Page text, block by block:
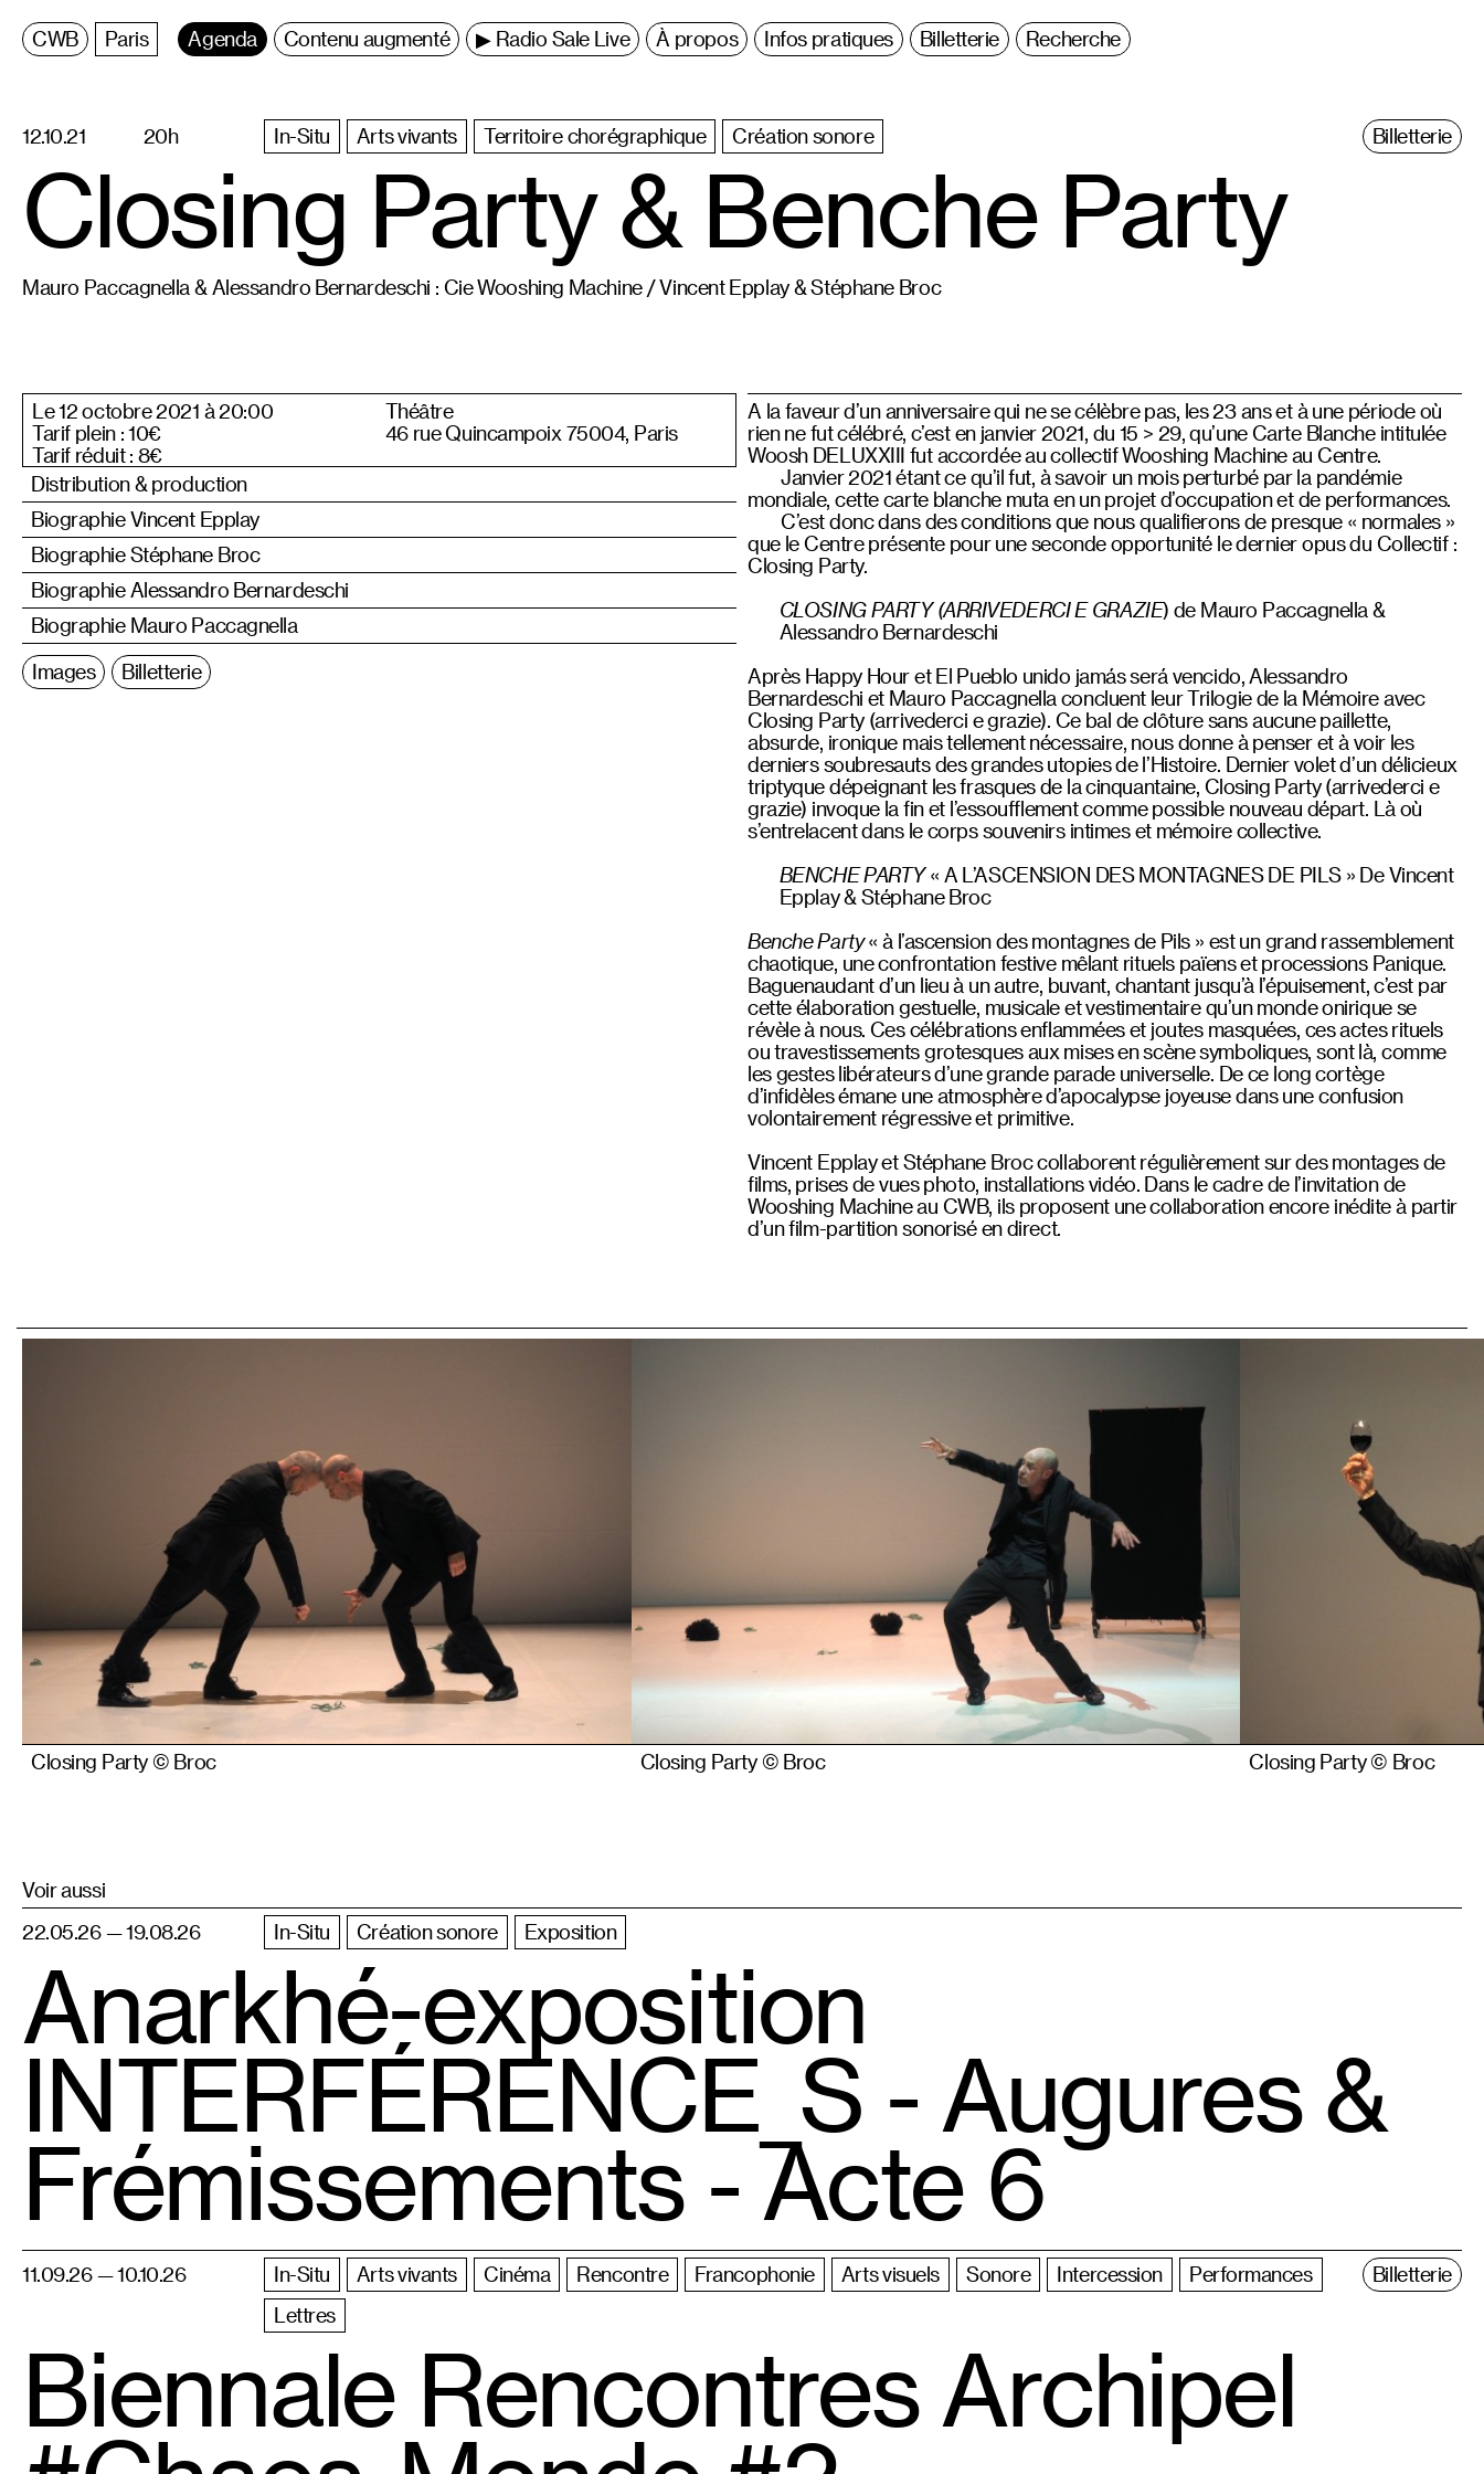
Centre
Wallonie
Bruxelles
Paris Agenda Contenu augmenté ▶ Radio Sale Live À propos Infos pratiques Billetterie Recherche
12.10.21 20h In-Situ Arts vivants Territoire chorégraphique Création sonore Billetterie
Closing Party & Benche Party
Mauro Paccagnella & Alessandro Bernardeschi : Cie Wooshing Machine / Vincent Epplay & Stéphane Broc
Le 12 octobre 2021 à 20:00
Tarif plein : 10€
Tarif réduit : 8€
Théâtre
46 rue Quincampoix 75004, Paris
Distribution & production
Biographie Vincent Epplay
Biographie Stéphane Broc
Biographie Alessandro Bernardeschi
Biographie Mauro Paccagnella
Images
Billetterie
A la faveur d’un anniversaire qui ne se célèbre pas, les 23 ans et à une période où
rien ne fut célébré, c’est en janvier 2021, du 15 > 29, qu’une Carte Blanche intitulée
Woosh DELUXXIII fut accordée au collectif Wooshing Machine au Centre.
Janvier 2021 étant ce qu’il fut, à savoir un mois perturbé par la pandémie
mondiale, cette carte blanche muta en un projet d’occupation et de performances.
C’est donc dans des conditions que nous qualifierons de presque « normales »
que le Centre présente pour une seconde opportunité le dernier opus du Collectif :
Closing Party.
CLOSING PARTY (ARRIVEDERCI E GRAZIE) de Mauro Paccagnella &
Alessandro Bernardeschi
Après Happy Hour et El Pueblo unido jamás será vencido, Alessandro
Bernardeschi et Mauro Paccagnella concluent leur Trilogie de la Mémoire avec
Closing Party (arrivederci e grazie). Ce bal de clôture sans aucune paillette,
absurde, ironique mais tellement nécessaire, nous donne à penser et à voir les
derniers soubresauts des grandes utopies de l’Histoire. Dernier volet d’un délicieux
triptyque dépeignant les frasques de la cinquantaine, Closing Party (arrivederci e
grazie) invoque la fin et l’essoufflement comme possible nouveau départ. Là où
s’entrelacent dans le corps souvenirs intimes et mémoire collective.
BENCHE PARTY« A L’ASCENSION DES MONTAGNES DE PILS » De Vincent
Epplay & Stéphane Broc
Benche Party« à l’ascension des montagnes de Pils » est un grand rassemblement
chaotique, une confrontation festive mêlant rituels païens et processions Panique.
Baguenaudant d’un lieu à un autre, buvant, chantant jusqu’à l’épuisement, c’est par
cette élaboration gestuelle, musicale et vestimentaire qu’un monde onirique se
révèle à nous. Ces célébrations enflammées et joutes masquées, ces actes rituels
ou travestissements grotesques aux mises en scène symboliques, sont là, comme
les gestes libérateurs d’une grande parade universelle. De ce long cortège
d’infidèles émane une atmosphère d’apocalypse joyeuse dans une confusion
volontairement régressive et primitive.
Vincent Epplay et Stéphane Broc collaborent régulièrement sur des montages de
films, prises de vues photo, installations vidéo. Dans le cadre de l’invitation de
Wooshing Machine au CWB, ils proposent une collaboration encore inédite à partir
d’un film-partition sonorisé en direct.
Closing Party © Broc Closing Party © Broc Closing Party © Broc
Voir aussi
22.05.26 — 19.08.26
In-Situ Création sonore Exposition
Anarkhé-exposition
INTERFÉRENCE_S - Augures &
Frémissements - Acte 6
11.09.26 — 10.10.26 In-Situ Arts vivants Cinéma Rencontre Francophonie Arts visuels Sonore Intercession
Performances
Lettres
Billetterie
Biennale Rencontres Archipel